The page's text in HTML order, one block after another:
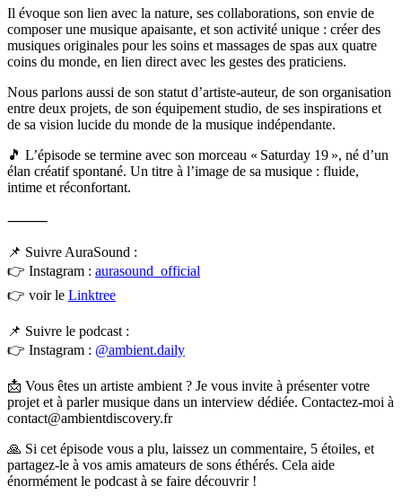
Il évoque son lien avec la nature, ses collaborations, son envie de
composer une musique apaisante, et son activité unique : créer des
musiques originales pour les soins et massages de spas aux quatre
coins du monde, en lien direct avec les gestes des praticiens.
Nous parlons aussi de son statut d’artiste-auteur, de son organisation
entre deux projets, de son équipement studio, de ses inspirations et
de sa vision lucide du monde de la musique indépendante.
🎵 L’épisode se termine avec son morceau « Saturday 19 », né d’un
élan créatif spontané. Un titre à l’image de sa musique : fluide,
intime et réconfortant.
⸻
📌 Suivre AuraSound :
👉 Instagram : aurasound_official
👉 voir le Linktree
📌 Suivre le podcast :
👉 Instagram : @ambient.daily
📩 Vous êtes un artiste ambient ? Je vous invite à présenter votre
projet et à parler musique dans un interview dédiée. Contactez-moi à
contact@ambientdiscovery.fr
🙏 Si cet épisode vous a plu, laissez un commentaire, 5 étoiles, et
partagez-le à vos amis amateurs de sons éthérés. Cela aide
énormément le podcast à se faire découvrir !